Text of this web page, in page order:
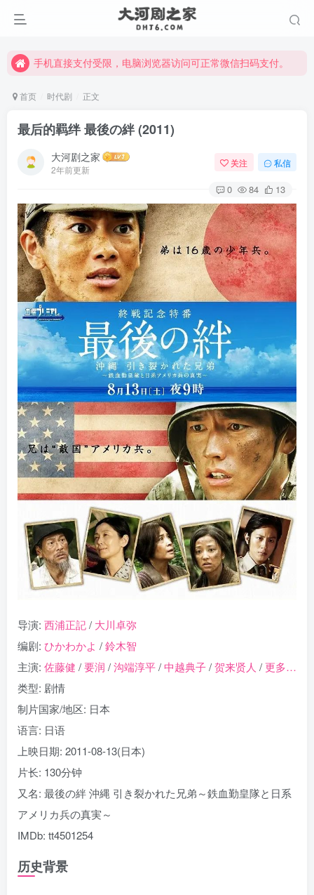
手机直接支付受限，电脑浏览器访问可正常微信扫码支付。
手机直接支付受限，电脑浏览器访问可正常微信扫码支付。
首页 时代剧 正文
最后的羁绊 最後の絆 (2011)
大河剧之家
2年前更新
关注 私信
0 84 13
导演: 西浦正記/ 大川卓弥
编剧: ひかわかよ /鈴木智
主演: 佐藤健 /要润 /沟端淳平/中越典子/贺来贤人 /更多…
类型: 剧情
制片国家/地区: 日本
语言: 日语
上映日期: 2011-08-13(日本)
片长: 130分钟
又名: 最後の絆 沖縄 引き裂かれた兄弟～鉄血勤皇隊と日系
アメリカ兵の真実～
IMDb: tt4501254
历史背景